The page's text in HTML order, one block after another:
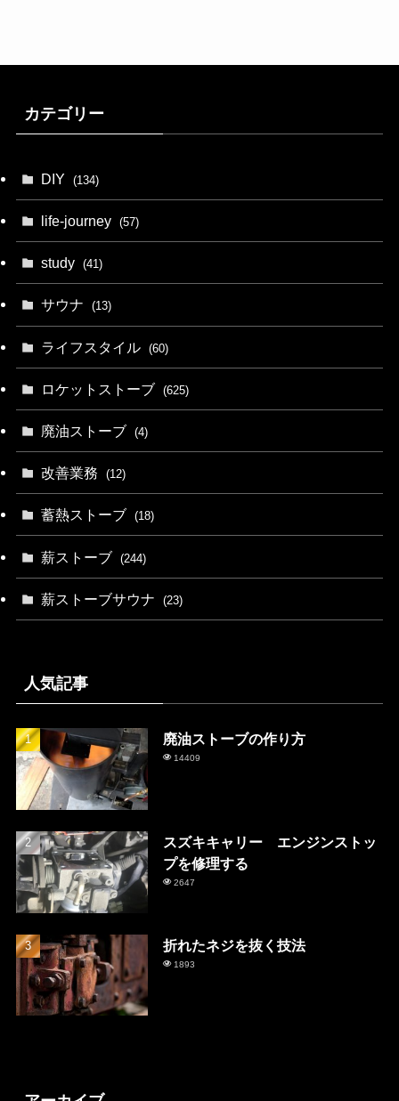
カテゴリー
DIY (134)
life-journey (57)
study (41)
サウナ (13)
ライフスタイル (60)
ロケットストーブ (625)
廃油ストーブ (4)
改善業務 (12)
蓄熱ストーブ (18)
薪ストーブ (244)
薪ストーブサウナ (23)
人気記事
廃油ストーブの作り方
14409
スズキキャリー エンジンストッ
プを修理する
2647
折れたネジを抜く技法
1893